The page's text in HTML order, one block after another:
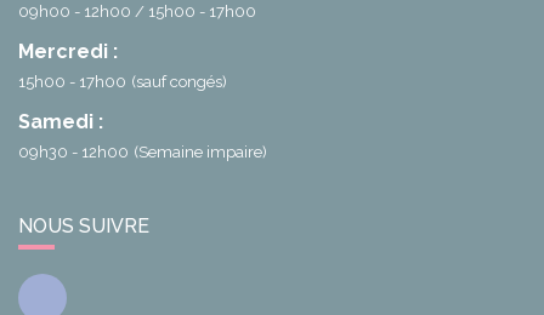
09h00 - 12h00 15h00 - 17h00
Mercredi :
15h00 - 17h00 (sauf congés)
Samedi :
09h30 - 12h00 (Semaine impaire)
NOUS SUIVRE
Facebook